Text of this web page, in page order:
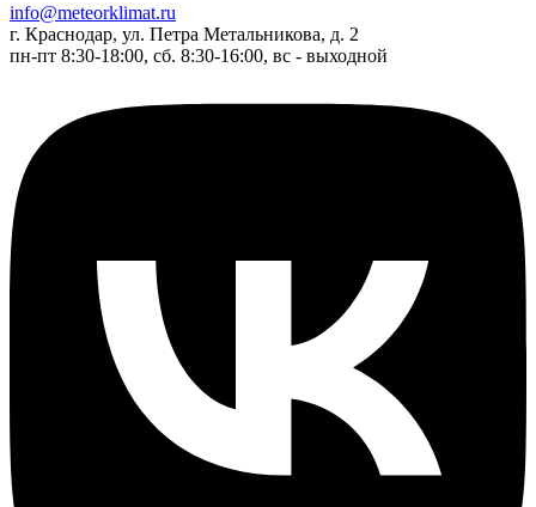
info@meteorklimat.ru
г. Краснодар, ул. Петра Метальникова, д. 2
пн-пт 8:30-18:00, сб. 8:30-16:00, вс - выходной